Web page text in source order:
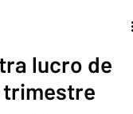
lucro de
trimestre